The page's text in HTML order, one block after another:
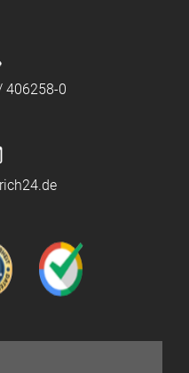
406258-0